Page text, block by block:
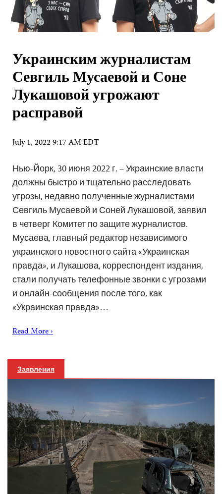
Украинским журналистам
Севгиль Мусаевой и Соне
Лукашовой угрожают
расправой
July 1, 2022 9:17 AM EDT
Нью-Йорк, 30 июня 2022 г. – Украинские власти
должны быстро и тщательно расследовать
угрозы, недавно полученные журналистами
Севгиль Мусаевой и Соней Лукашовой, заявил
в четверг Комитет по защите журналистов.
Мусаева, главный редактор независимого
украинского новостного сайта «Украинская
правда», и Лукашова, корреспондент издания,
стали получать телефонные звонки с угрозами
и онлайн-сообщения после того, как
«Украинская правда»…
Read More ›
Заявления